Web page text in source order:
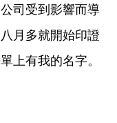
司受到影響而導
月多就開始印證
上有我的名字。